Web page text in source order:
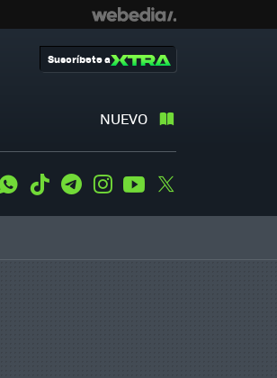
NUEVO
Suscríbete a
WhatsApp
Tiktok TelegramInstagramYoutube